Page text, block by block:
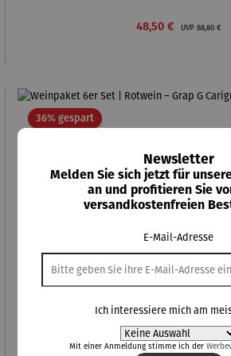
Verkaufspreis:
48,50 € UVP Regulärer
88,80 €
36% gespartRabatt
Newsletter
Melden Sie sich jetzt für
an und profitieren Sie
versandkostenfreien
E-Mail-Adresse
Ich interessiere mich am
Mit einer Anmeldung stimme ich der